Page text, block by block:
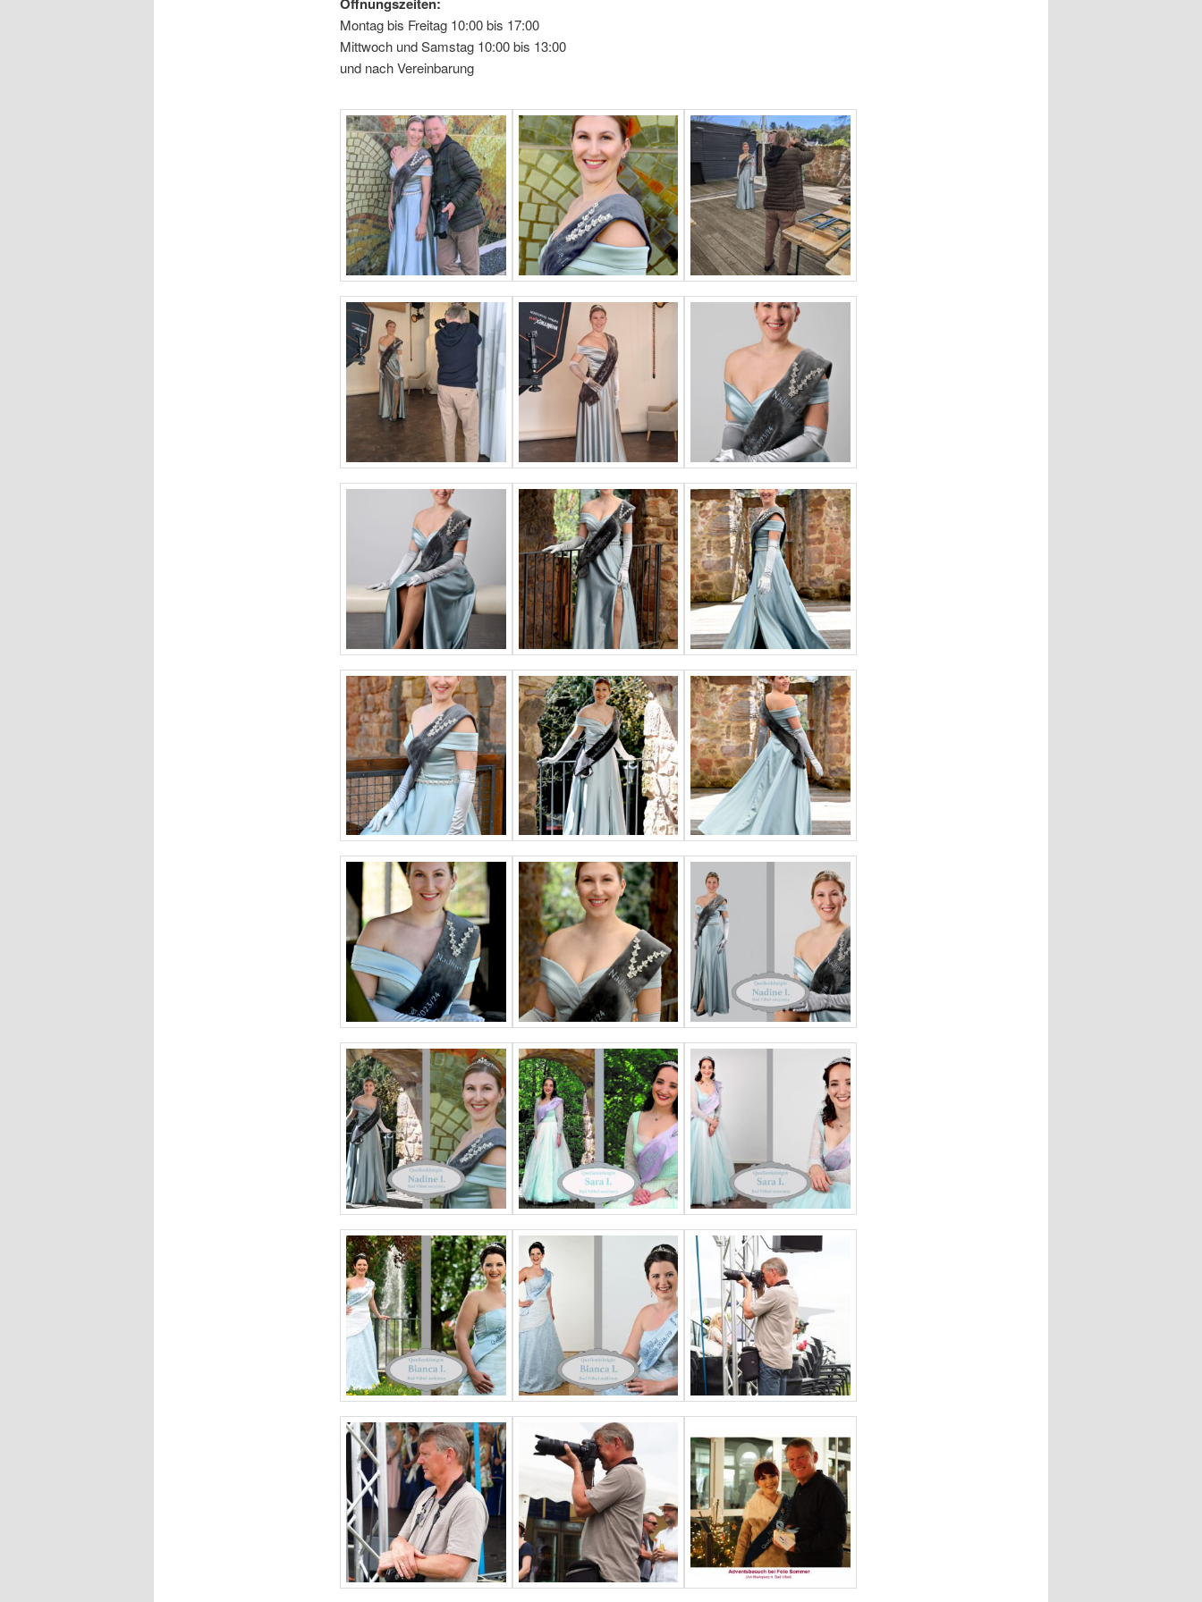
Montag bis Freitag 10:00 bis 17:00
Mittwoch und Samstag 10:00 bis 13:00
und nach Vereinbarung